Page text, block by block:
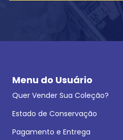
Menu do Usuário
Quer Vender Sua Coleção?
Estado de Conservação
Pagamento e Entrega